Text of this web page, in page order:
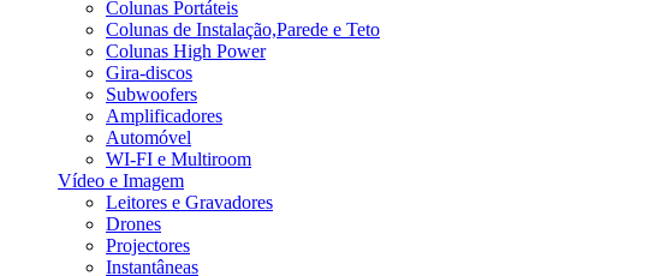
Colunas Portáteis
Colunas de Instalação,Parede e Teto
Colunas High Power
Gira-discos
Subwoofers
Amplificadores
Automóvel
WI-FI e Multiroom
Vídeo e Imagem
Leitores e Gravadores
Drones
Projectores
Instantâneas